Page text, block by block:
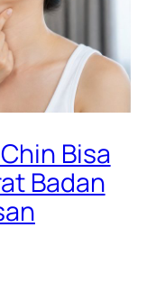
Bisa
Badan